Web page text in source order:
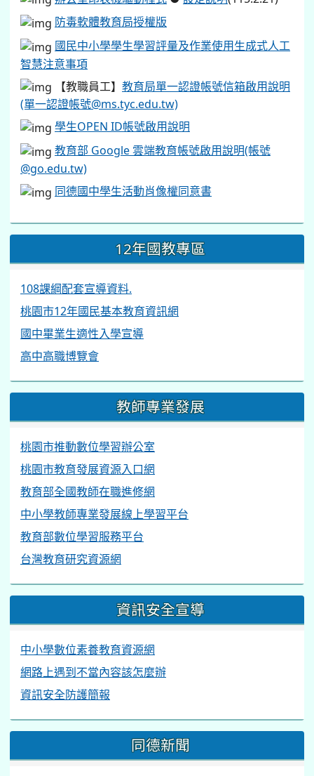
防毒軟體教育局授權版
國民中小學學生學習評量及作業使用生成式人工
智慧注意事項
【教職員工】 教育局單一認證帳號信箱啟用說明
(單一認證帳號@ms.tyc.edu.tw)
學生OPEN ID帳號啟用說明
教育部 Google 雲端教育帳號啟用說明(帳號
@go.edu.tw)
同德國中學生活動肖像權同意書
12年國教專區
108課綱配套宣導資料.
桃園市12年國民基本教育資訊網
國中畢業生適性入學宣導
高中高職博覽會
教師專業發展
桃園市推動數位學習辦公室
桃園市教育發展資源入口網
教育部全國教師在職進修網
中小學教師專業發展線上學習平台
教育部數位學習服務平台
台灣教育研究資源網
資訊安全宣導
中小學數位素養教育資源網
網路上遇到不當內容該怎麼辦
資訊安全防護簡報
同德新聞